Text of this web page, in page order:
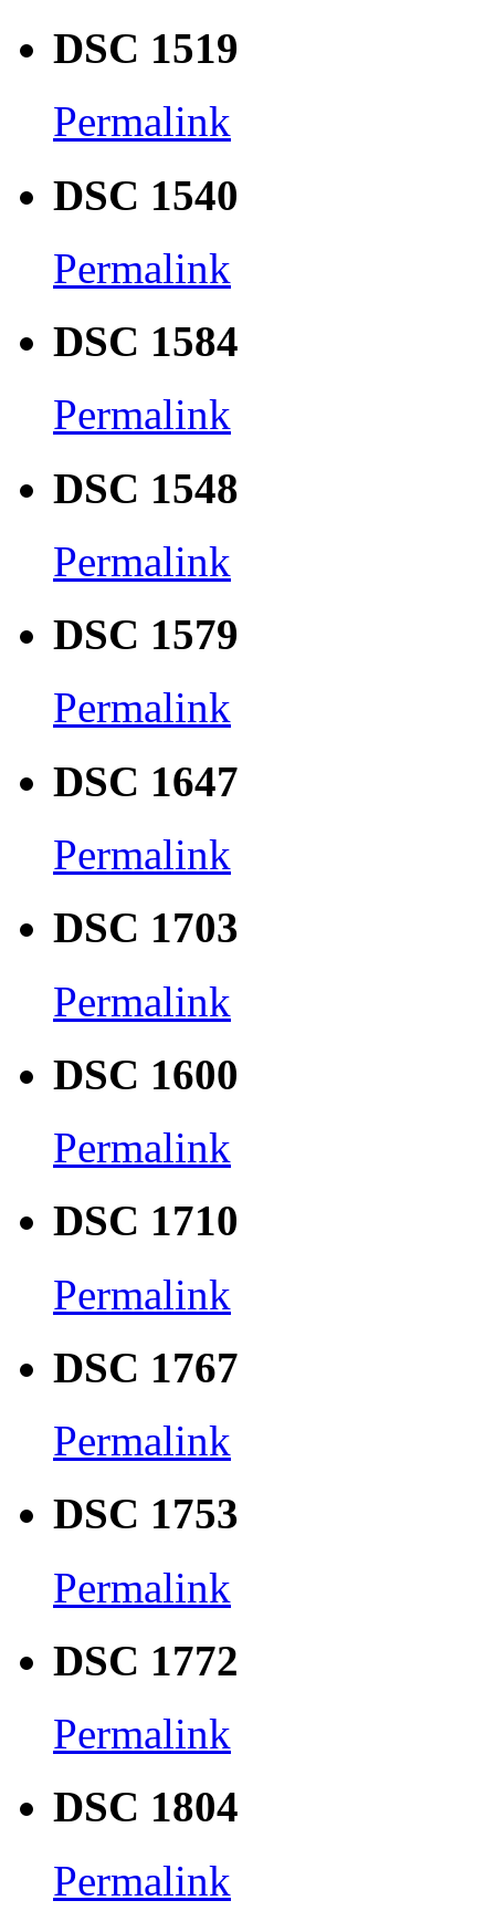
DSC 1519
Permalink
DSC 1540
Permalink
DSC 1584
Permalink
DSC 1548
Permalink
DSC 1579
Permalink
DSC 1647
Permalink
DSC 1703
Permalink
DSC 1600
Permalink
DSC 1710
Permalink
DSC 1767
Permalink
DSC 1753
Permalink
DSC 1772
Permalink
DSC 1804
Permalink